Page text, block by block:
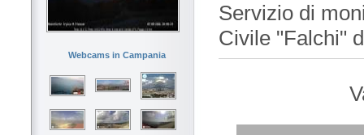
Webcams in Campania
Servizio di
Civile "Falchi"